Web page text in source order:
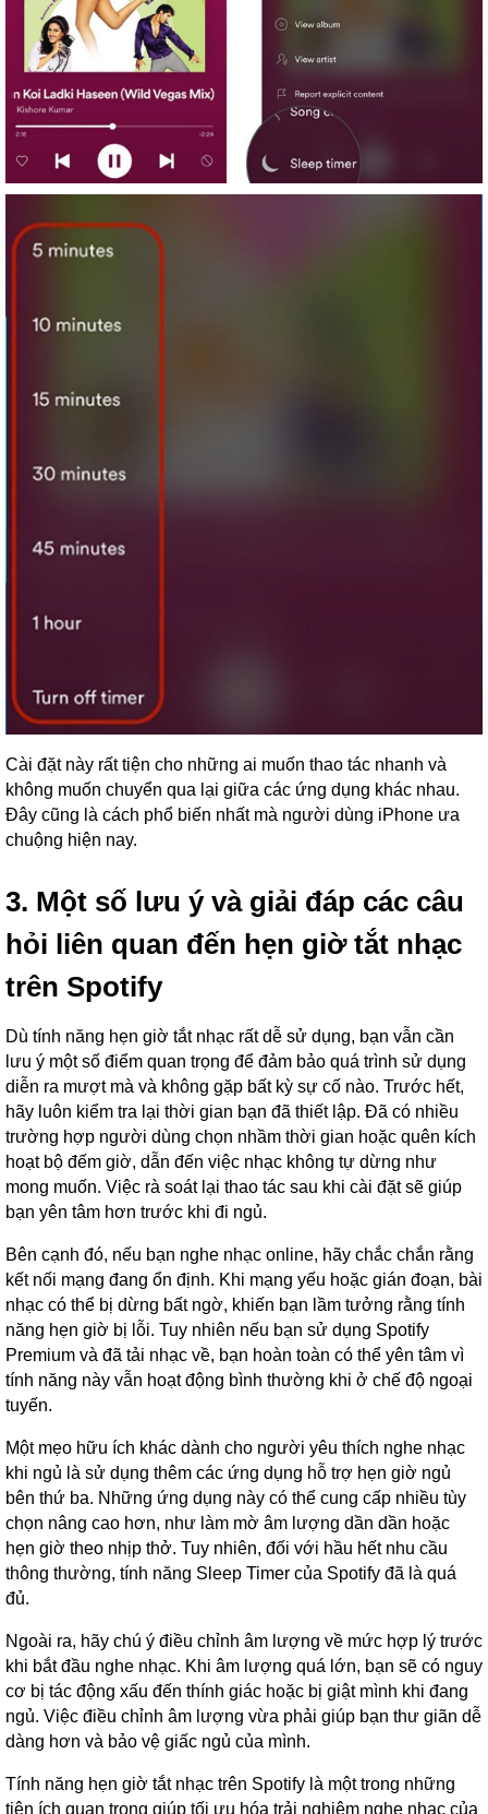
Cài đặt này rất tiện cho những ai muốn thao tác nhanh và
không muốn chuyển qua lại giữa các ứng dụng khác nhau.
Đây cũng là cách phổ biến nhất mà người dùng iPhone ưa
chuộng hiện nay.
3. Một số lưu ý và giải đáp các câu
hỏi liên quan đến hẹn giờ tắt nhạc
trên Spotify
Dù tính năng hẹn giờ tắt nhạc rất dễ sử dụng, bạn vẫn cần
lưu ý một số điểm quan trọng để đảm bảo quá trình sử dụng
diễn ra mượt mà và không gặp bất kỳ sự cố nào. Trước hết,
hãy luôn kiểm tra lại thời gian bạn đã thiết lập. Đã có nhiều
trường hợp người dùng chọn nhầm thời gian hoặc quên kích
hoạt bộ đếm giờ, dẫn đến việc nhạc không tự dừng như
mong muốn. Việc rà soát lại thao tác sau khi cài đặt sẽ giúp
bạn yên tâm hơn trước khi đi ngủ.
Bên cạnh đó, nếu bạn nghe nhạc online, hãy chắc chắn rằng
kết nối mạng đang ổn định. Khi mạng yếu hoặc gián đoạn, bài
nhạc có thể bị dừng bất ngờ, khiến bạn lầm tưởng rằng tính
năng hẹn giờ bị lỗi. Tuy nhiên nếu bạn sử dụng Spotify
Premium và đã tải nhạc về, bạn hoàn toàn có thể yên tâm vì
tính năng này vẫn hoạt động bình thường khi ở chế độ ngoại
tuyến.
Một mẹo hữu ích khác dành cho người yêu thích nghe nhạc
khi ngủ là sử dụng thêm các ứng dụng hỗ trợ hẹn giờ ngủ
bên thứ ba. Những ứng dụng này có thể cung cấp nhiều tùy
chọn nâng cao hơn, như làm mờ âm lượng dần dần hoặc
hẹn giờ theo nhịp thở. Tuy nhiên, đối với hầu hết nhu cầu
thông thường, tính năng Sleep Timer của Spotify đã là quá
đủ.
Ngoài ra, hãy chú ý điều chỉnh âm lượng về mức hợp lý trước
khi bắt đầu nghe nhạc. Khi âm lượng quá lớn, bạn sẽ có nguy
cơ bị tác động xấu đến thính giác hoặc bị giật mình khi đang
ngủ. Việc điều chỉnh âm lượng vừa phải giúp bạn thư giãn dễ
dàng hơn và bảo vệ giấc ngủ của mình.
Tính năng hẹn giờ tắt nhạc trên Spotify là một trong những
tiện ích quan trọng giúp tối ưu hóa trải nghiệm nghe nhạc của